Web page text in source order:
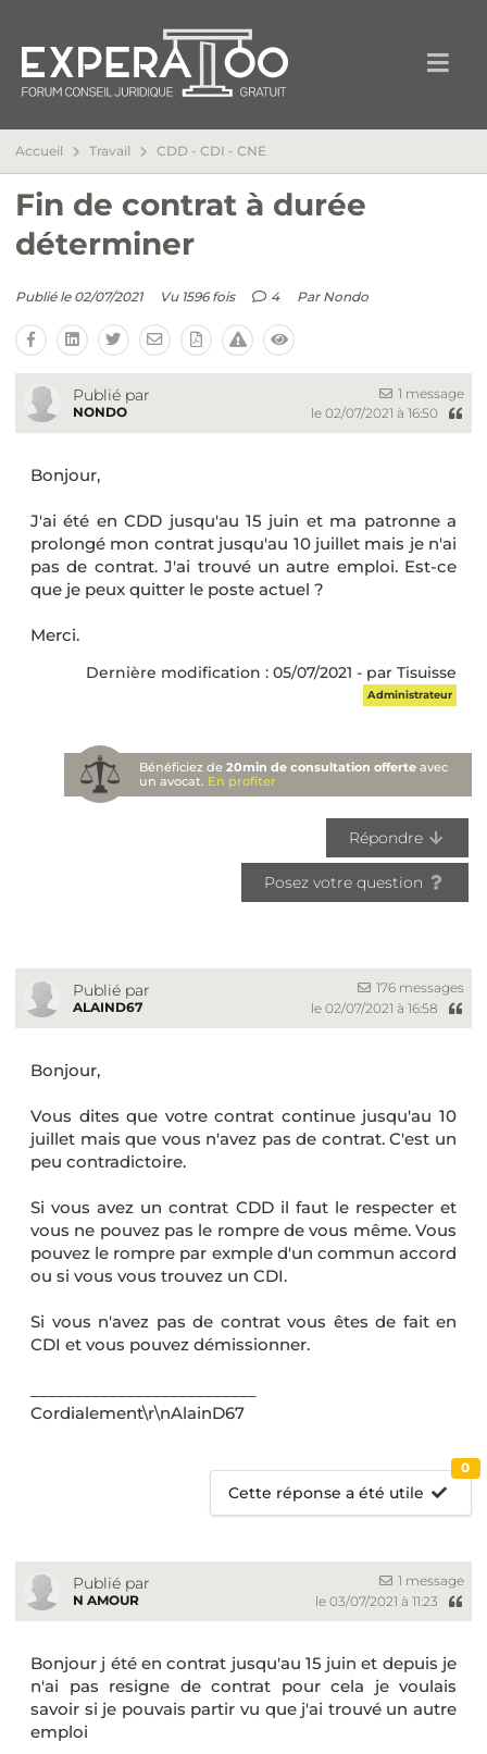
Accueil Travail CDD - CDI - CNE
Fin de contrat à durée
déterminer
Publié le 02/07/2021 Vu 1596 fois 4 Par Nondo
Publié par
NONDO
1 message
le 02/07/2021 à 16:50
Bonjour,
J'ai été en CDD jusqu'au 15 juin et ma patronne a
prolongé mon contrat jusqu'au 10 juillet mais je n'ai
pas de contrat. J'ai trouvé un autre emploi. Est-ce
que je peux quitter le poste actuel ?
Merci.
Dernière modification : 05/07/2021 - par Tisuisse
Administrateur
Bénéficiez de20min de consultation offerte avec
un avocat. En profiter
Répondre
Posez votre question
Publié par
ALAIND67
176 messages
le 02/07/2021 à 16:58
Bonjour,
Vous dites que votre contrat continue jusqu'au 10
juillet mais que vous n'avez pas de contrat. C'est un
peu contradictoire.
Si vous avez un contrat CDD il faut le respecter et
vous ne pouvez pas le rompre de vous même. Vous
pouvez le rompre par exmple d'un commun accord
ou si vous vous trouvez un CDI.
Si vous n'avez pas de contrat vous êtes de fait en
CDI et vous pouvez démissionner.
Cordialement\r\nAlainD67
Cette réponse a été utile
0
Publié par
N AMOUR
1 message
le 03/07/2021 à 11:23
Bonjour j été en contrat jusqu'au 15 juin et depuis je
n'ai pas resigne de contrat pour cela je voulais
savoir si je pouvais partir vu que j'ai trouvé un autre
emploi